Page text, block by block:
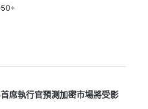
席執行官預測加密市場將受影